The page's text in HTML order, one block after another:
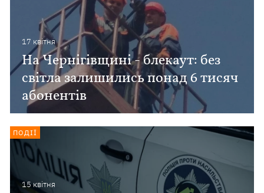
17 квiтня
На Чернігівщині - блекаут: без
світла залишились понад 6 тисяч
абонентів
15 квiтня
ПОДІЇ